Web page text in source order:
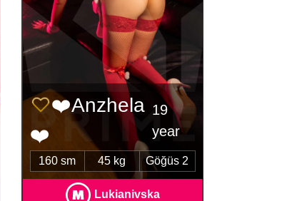
❤️Anzhela
❤️
19
year
160 sm 45 kg Göğüs 2
Lukianivska